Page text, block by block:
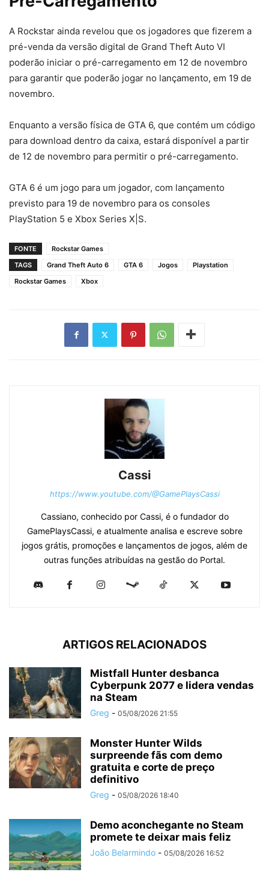
A Rockstar ainda revelou que os jogadores que fizerem a
pré-venda da versão digital de Grand Theft Auto VI
poderão iniciar o pré-carregamento em 12 de novembro
para garantir que poderão jogar no lançamento, em 19 de
novembro.
Enquanto a versão física de GTA 6, que contém um código
para download dentro da caixa, estará disponível a partir
de 12 de novembro para permitir o pré-carregamento.
GTA 6 é um jogo para um jogador, com lançamento
previsto para 19 de novembro para os consoles
PlayStation 5 e Xbox Series X|S.
FONTE
Rockstar Games
TAGS
Grand Theft Auto 6 GTA 6 Jogos
Playstation
Rockstar Games
Xbox
Cassi
https://www.youtube.com/@GamePlaysCassi
Cassiano, conhecido por Cassi, é o fundador do
GamePlaysCassi, e atualmente analisa e escreve sobre
jogos grátis, promoções e lançamentos de jogos, além de
outras funções atribuídas na gestão do Portal.
ARTIGOS RELACIONADOS
Mistfall Hunter desbanca
Cyberpunk 2077 e lidera vendas
na Steam
Greg - 05/08/2026 21:55
Monster Hunter Wilds
surpreende fãs com demo
gratuita e corte de preço
definitivo
Greg - 05/08/2026 18:40
Demo aconchegante no Steam
promete te deixar mais feliz
João Belarmindo - 05/08/2026 16:52